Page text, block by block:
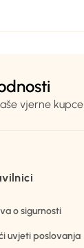
vjerne kupce
o sigurnosti
uvjeti poslovanja